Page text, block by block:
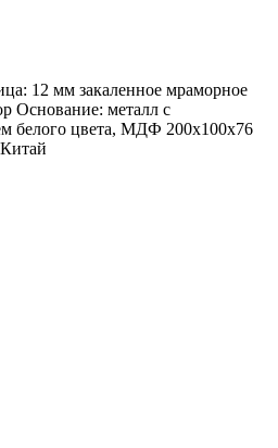
12 мм закаленное мраморное
Основание: металл с
белого цвета, МДФ 200х100х76